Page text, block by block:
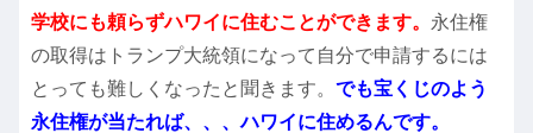
学校にも頼らずハワイに住むことができます。 永住権
の取得はトランプ大統領になって自分で申請するには
とっても難しくなったと聞きます。 でも宝くじのよう
永住権が当たれば、、、ハワイに住めるんです。